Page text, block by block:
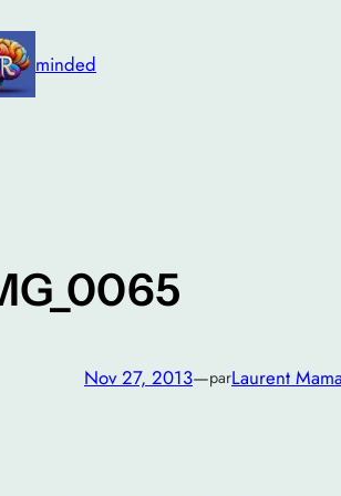
minded
Nov 27, 2013—parLaurent